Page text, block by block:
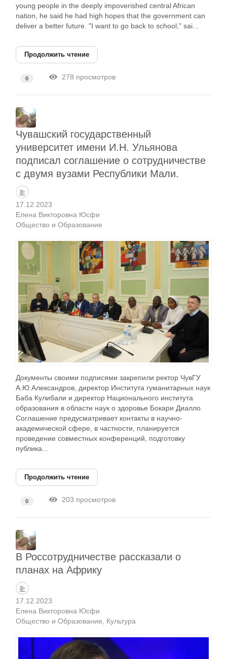
young people in the deeply impoverished central African
nation, he said he had high hopes that the government can
deliver a better future. "I want to go back to school," sai...
Продолжить чтение
0 278 просмотров
Чувашский государственный
университет имени И.Н. Ульянова
подписал соглашение о сотрудничестве
с двумя вузами Республики Мали.
17.12.2023
Елена Викторовна Юсфи
Общество и Образование
Документы своими подписями закрепили ректор ЧувГУ
А.Ю.Александров, директор Института гуманитарных наук
Баба Кулибали и директор Национального института
образования в области наук о здоровье Бокари Диалло.
Соглашение предусматривает контакты в научно-
академической сфере, в частности, планируется
проведение совместных конференций, подготовку
публика...
Продолжить чтение
0 203 просмотров
В Россотрудничестве рассказали о
планах на Африку
17.12.2023
Елена Викторовна Юсфи
Общество и Образование
Культура